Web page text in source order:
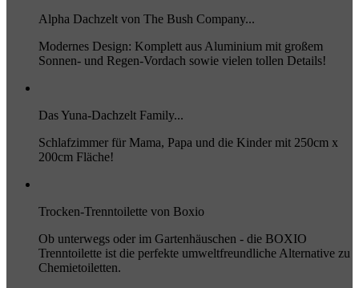
Alpha Dachzelt von The Bush Company...
Modernes Design: Komplett aus Aluminium mit großem
Sonnen- und Regen-Vordach sowie vielen tollen Details!
Das Yuna-Dachzelt Family...
Schlafzimmer für Mama, Papa und die Kinder mit 250cm x
200cm Fläche!
Trocken-Trenntoilette von Boxio
Ob unterwegs oder im Gartenhäuschen - die BOXIO
Trenntoilette ist die perfekte umweltfreundliche Alternative zu
Chemietoiletten.